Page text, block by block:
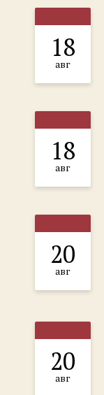
18
авг
18
авг
20
авг
20
авг